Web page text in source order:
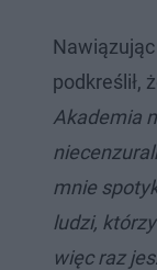
podkreślił,
Akademia
mnie
ludzi,
więc raz